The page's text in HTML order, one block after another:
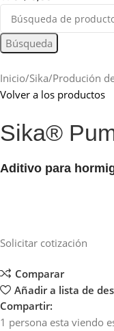
Búsqueda
Inicio Sika Produción
Volver a los productos
Sika®
Aditivo para
Solicitar cotización
Comparar
Añadir a lista de
Compartir:
1 persona esta viendo